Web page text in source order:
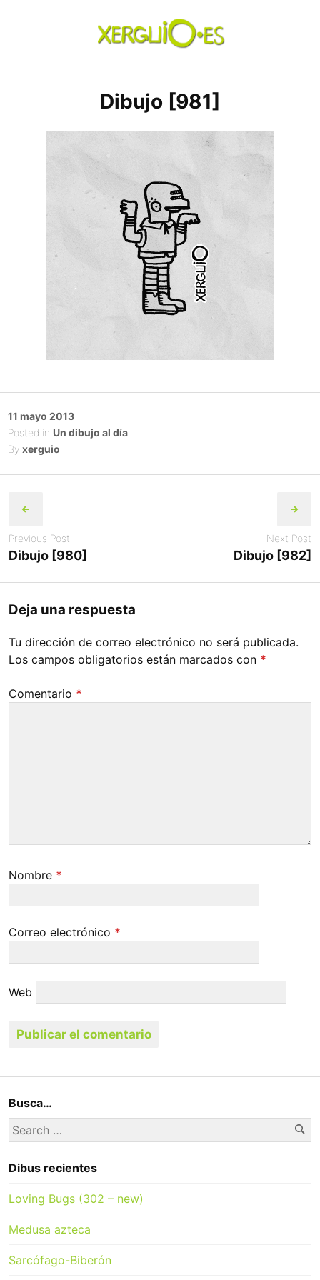
xerguio.ES | ilustración
Dibujo [981]
Posted
on
11 mayo 2013
Posted in Un dibujo al día
By xerguio
navigation
Previous Post
Dibujo [980]
Next Post
Dibujo [982]
Deja una respuesta
Tu dirección de correo electrónico no será publicada.
Los campos obligatorios están marcados con *
Comentario *
Nombre *
Correo electrónico *
Web
Busca…
Search
for:
Dibus recientes
Loving Bugs (302 – new)
Medusa azteca
Sarcófago-Biberón